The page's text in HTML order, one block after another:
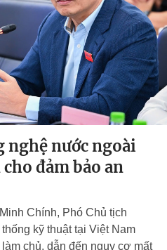
nghệ nước ngoài
đảm bảo an
Chính, Phó Chủ tịch
kỹ thuật tại Việt Nam
chủ, dẫn đến nguy cơ mất